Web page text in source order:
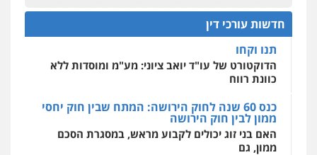
אחסון אתרים
מקצועיים לעורכי דין
מרכז התחלה חדשה
אסירים עבירות מין שירותים מקצועיים
לעורכי דין
חדשות עורכי דין
כנס תביעות ייצוגיות: הדילמה בין זכויות צרכנים
להגנה על עסקים קטנים
תנו וקחו
הדוקטורט של עו"ד יואב ציוני: מע"מ ומוסדות ללא
כוונת רווח
כנס 60 שנה לחוק הירושה: המתח שבין חוק יחסי
ממון לבין חוק הירושה
האם בני זוג יכולים לקבוע מראש, במסגרת הסכם
ממון, גם